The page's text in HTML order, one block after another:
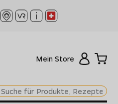
Mein Store